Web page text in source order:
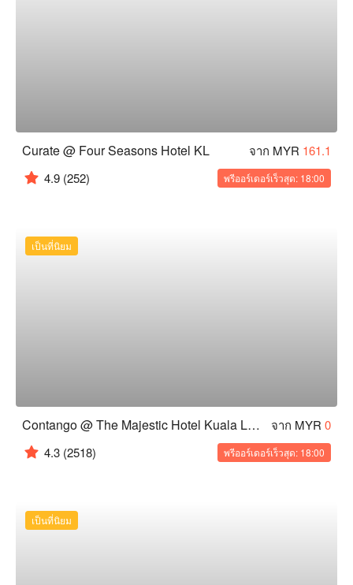
Curate @ Four Seasons Hotel KL จาก MYR 161.1
4.9 (252) พรีออร์เดอร์เร็วสุด: 18:00
เป็นที่นิยม
Contango @ The Majestic Hotel Kuala Lumpur จาก MYR 0
4.3 (2518) พรีออร์เดอร์เร็วสุด: 18:00
เป็นที่นิยม